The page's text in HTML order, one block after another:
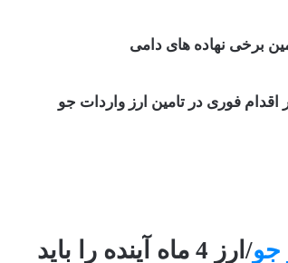
برخی نهاده های دامی
فوری در تامین ارز واردات جو
جو
/ارز 4 ماه آینده را باید